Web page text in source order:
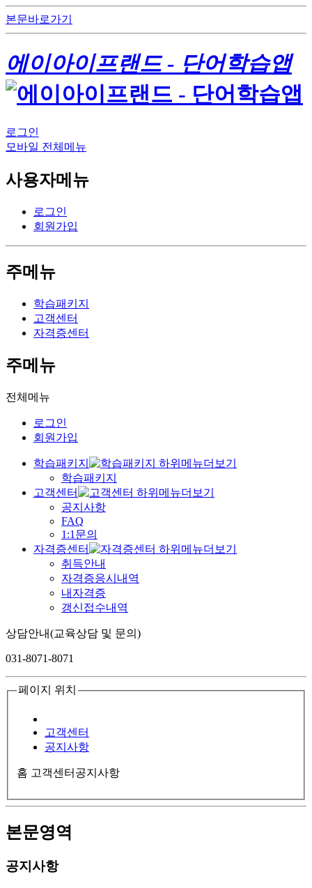
본문바로가기
에이아이프랜드 - 단어학습앱
로그인
모바일 전체메뉴
사용자메뉴
로그인
회원가입
주메뉴
학습패키지
고객센터
자격증센터
주메뉴
전체메뉴
로그인
회원가입
학습패키지
학습패키지
고객센터
공지사항
FAQ
1:1문의
자격증센터
취득안내
자격증응시내역
내자격증
갱신접수내역
상담안내(교육상담 및 문의)
031-8071-8071
페이지 위치
고객센터
공지사항
홈 고객센터 공지사항
본문영역
공지사항